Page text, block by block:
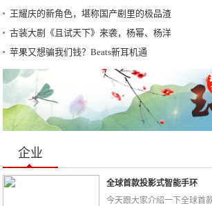
王耀庆的新角色，堪称国产剧里的极品渣
古装大剧《且试天下》来袭，杨幂、杨洋
苹果又想骗我们钱？Beats新耳机通
企业
全球首款投影式智能手环
今天跟大家介绍一下全球首